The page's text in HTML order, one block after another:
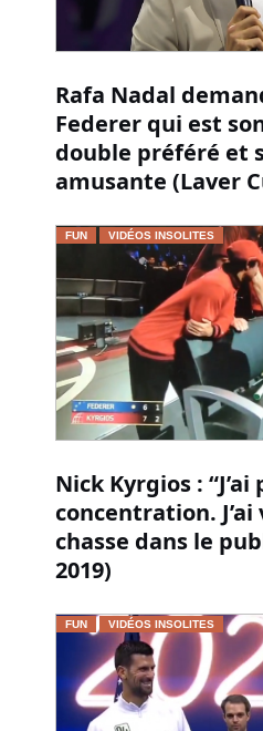
Rafa Nadal
Federer qui est
double préféré et
amusante (Laver
FUN VIDÉOS INSOLITES
Nick Kyrgios :
concentration.
chasse dans le
2019)
FUN VIDÉOS INSOLITES